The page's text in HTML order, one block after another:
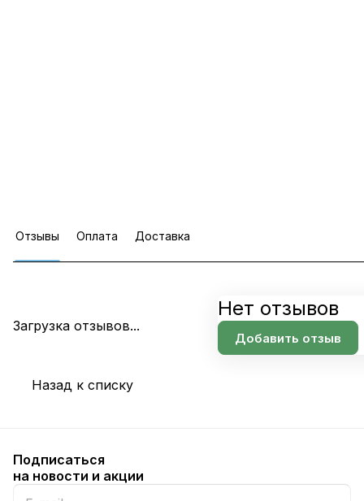
Отзывы Оплата Доставка
Загрузка отзывов...
Нет отзывов
Добавить отзыв
Назад к списку
Подписаться
на новости и акции